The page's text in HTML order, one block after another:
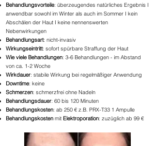
Behandlungsvorteile: überzeugendes natürliches Ergebnis I
anwendbar sowohl im Winter als auch im Sommer I kein
Abschälen der Haut I keine nennenswerten
Nebenwirkungen
Behandlungsart: nicht-invasiv
Wirkungseintritt: sofort spürbare Straffung der Haut
Wie viele Behandlungen: 3-6 Behandlungen - im Abstand
von ca. 1-2 Woche
Wirkdauer: stabile Wirkung bei regelmäßiger Anwendung
Downtime: keine
Schmerzen: schmerzfrei ohne Nadeln
Behandlungsdauer: 60 bis 120 Minuten
Behandlungskosten: ab 250 € z.B. PRX-T33 1 Ampulle
Behandlungskosten mit Elektroporation: zuzüglich ab 99 €